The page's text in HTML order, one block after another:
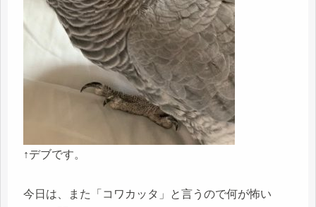
↑デブです。
今日は、また「コワカッタ」と言うので何が怖い